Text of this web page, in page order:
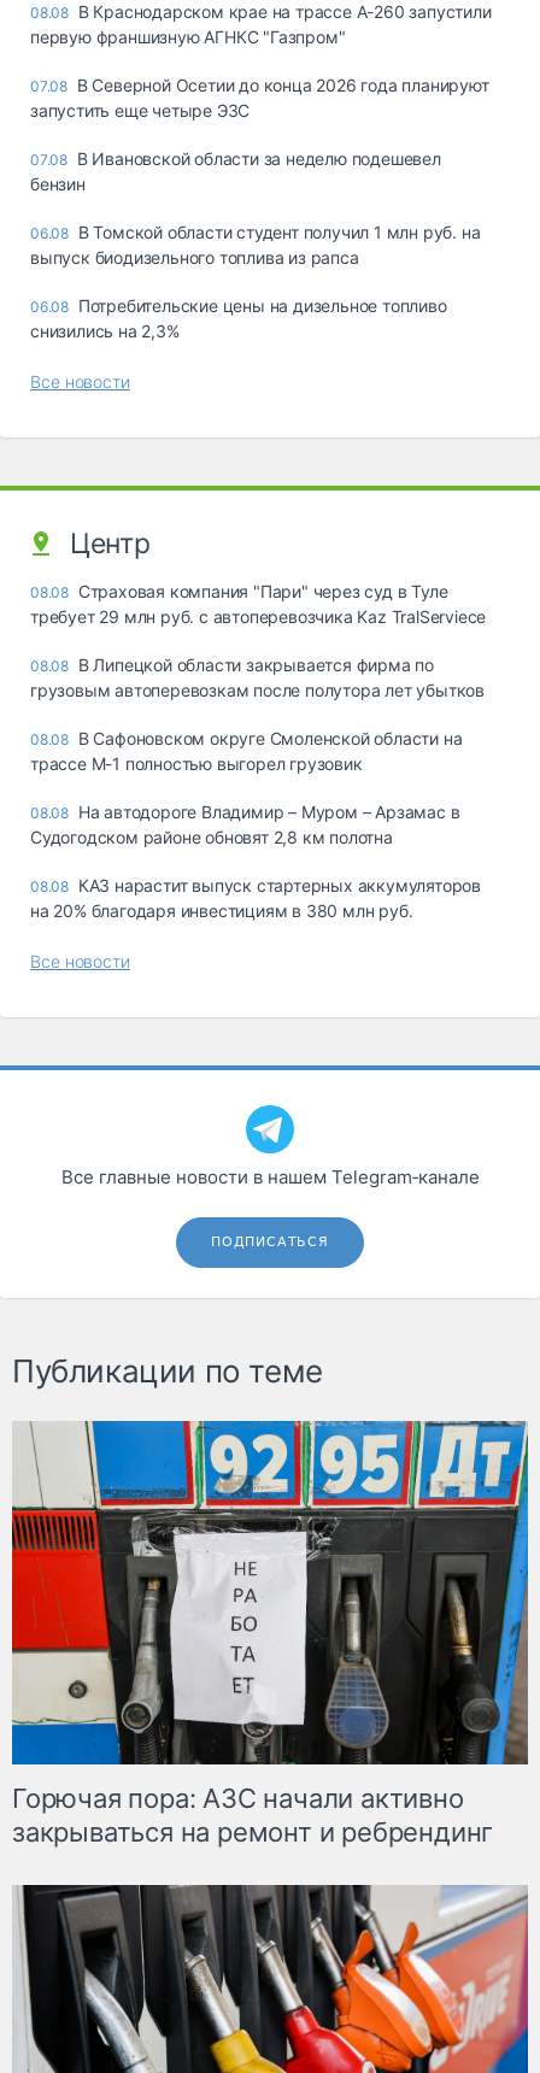
08.08 В Краснодарском крае на трассе А-260 запустили
первую франшизную АГНКС "Газпром"
07.08 В Северной Осетии до конца 2026 года планируют
запустить еще четыре ЭЗС
07.08 В Ивановской области за неделю подешевел
бензин
06.08 В Томской области студент получил 1 млн руб. на
выпуск биодизельного топлива из рапса
06.08 Потребительские цены на дизельное топливо
снизились на 2,3%
Все новости
Центр
08.08 Страховая компания "Пари" через суд в Туле
требует 29 млн руб. с автоперевозчика Kaz TralServiece
08.08 В Липецкой области закрывается фирма по
грузовым автоперевозкам после полутора лет убытков
08.08 В Сафоновском округе Смоленской области на
трассе М-1 полностью выгорел грузовик
08.08 На автодороге Владимир – Муром – Арзамас в
Судогодском районе обновят 2,8 км полотна
08.08 КАЗ нарастит выпуск стартерных аккумуляторов
на 20% благодаря инвестициям в 380 млн руб.
Все новости
Все главные новости в нашем Telegram‑канале
ПОДПИСАТЬСЯ
Публикации по теме
Горючая пора: АЗС начали активно
закрываться на ремонт и ребрендинг